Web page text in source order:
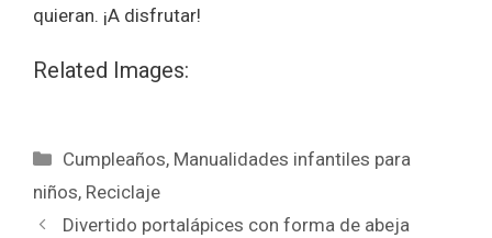
quieran. ¡A disfrutar!
Related Images:
Cumpleaños, Manualidades infantiles para
niños, Reciclaje
Divertido portalápices con forma de abeja